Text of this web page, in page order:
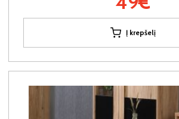
Į krepšelį